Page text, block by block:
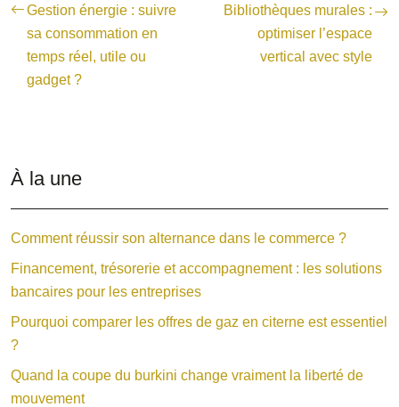
Gestion énergie : suivre
sa consommation en
temps réel, utile ou
gadget ?
Bibliothèques murales :
optimiser l’espace
vertical avec style
À la une
Comment réussir son alternance dans le commerce ?
Financement, trésorerie et accompagnement : les solutions
bancaires pour les entreprises
Pourquoi comparer les offres de gaz en citerne est essentiel
?
Quand la coupe du burkini change vraiment la liberté de
mouvement